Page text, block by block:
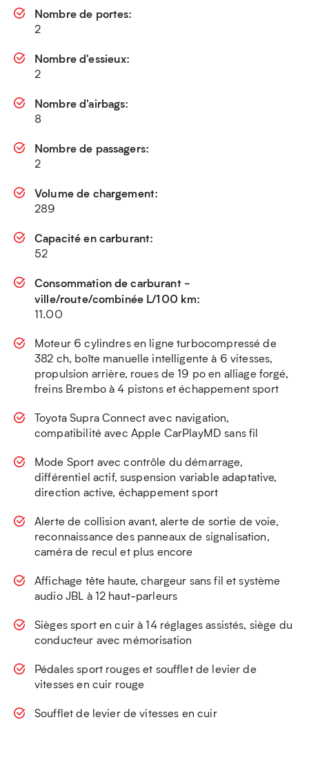
Nombre de portes:
2
Nombre d'essieux:
2
Nombre d'airbags:
8
Nombre de passagers:
2
Volume de chargement:
289
Capacité en carburant:
52
Consommation de carburant -
ville/route/combinée L/100 km:
11.00
Moteur 6 cylindres en ligne turbocompressé de
382 ch, boîte manuelle intelligente à 6 vitesses,
propulsion arrière, roues de 19 po en alliage forgé,
freins Brembo à 4 pistons et échappement sport​
Toyota Supra Connect avec navigation,
compatibilité avec Apple CarPlayMD sans fil​
Mode Sport avec contrôle du démarrage,
différentiel actif, suspension variable adaptative,
direction active, échappement sport​
Alerte de collision avant, alerte de sortie de voie,
reconnaissance des panneaux de signalisation,
caméra de recul et plus encore​
Affichage tête haute, chargeur sans fil et système
audio JBL à 12 haut-parleurs​
Sièges sport en cuir à 14 réglages assistés, siège du
conducteur avec mémorisation​
​​Pédales sport rouges et soufflet de levier de
vitesses en cuir rouge​
Soufflet de levier de vitesses en cuir